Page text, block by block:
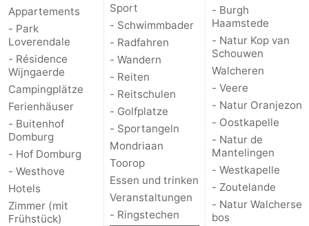
Appartements
- Park
Loverendale
- Résidence
Wijngaerde
Campingplätze
Ferienhäuser
- Buitenhof
Domburg
- Hof Domburg
- Westhove
Hotels
Zimmer (mit
Frühstück)
Sport
- Schwimmbader
- Radfahren
- Wandern
- Reiten
- Reitschulen
- Golfplatze
- Sportangeln
Mondriaan
Toorop
Essen und trinken
Veranstaltungen
- Ringstechen
- Burgh
Haamstede
- Natur Kop van
Schouwen
Walcheren
- Veere
- Natur Oranjezon
- Oostkapelle
- Natur de
Mantelingen
- Westkapelle
- Zoutelande
- Natur Walcherse
bos